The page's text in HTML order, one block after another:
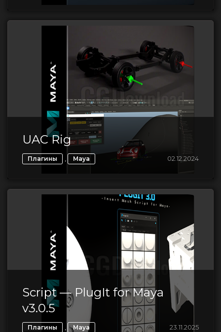
UAC Rig
Плагины , Maya 02.12.2024
Script — PlugIt for Maya
v3.0.5
Плагины , Maya 23.11.2025